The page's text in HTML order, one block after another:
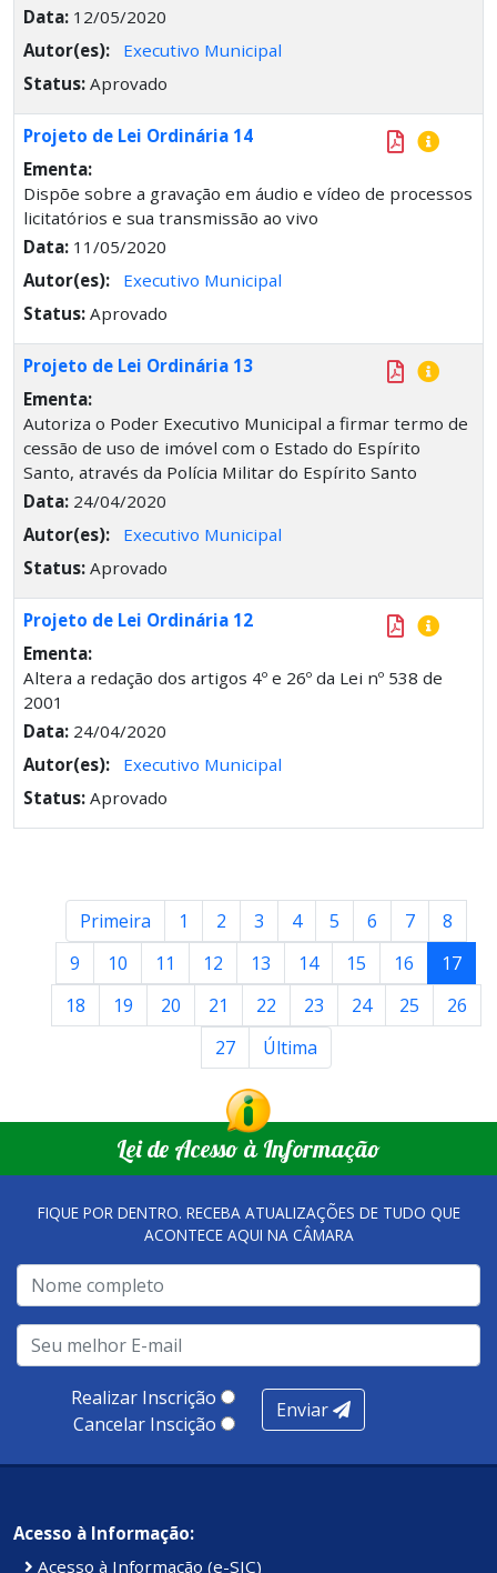
Data: 12/05/2020
Autor(es):
Executivo Municipal
Status: Aprovado
Projeto de Lei Ordinária 14
Ementa:
Dispõe sobre a gravação em áudio e vídeo de processos
licitatórios e sua transmissão ao vivo
Data: 11/05/2020
Autor(es):
Executivo Municipal
Status: Aprovado
Projeto de Lei Ordinária 13
Ementa:
Autoriza o Poder Executivo Municipal a firmar termo de
cessão de uso de imóvel com o Estado do Espírito
Santo, através da Polícia Militar do Espírito Santo
Data: 24/04/2020
Autor(es):
Executivo Municipal
Status: Aprovado
Projeto de Lei Ordinária 12
Ementa:
Altera a redação dos artigos 4º e 26º da Lei nº 538 de
2001
Data: 24/04/2020
Autor(es):
Executivo Municipal
Status: Aprovado
Primeira 1 2 3 4 5 6 7
8
9
10 11 12 13 14 15 16
17
18
19 20 21 22 23 24 25
26
27
Última
Lei de Acesso à Informação
FIQUE POR DENTRO. RECEBA ATUALIZAÇÕES DE TUDO QUE
ACONTECE AQUI NA CÂMARA
Realizar Inscrição
Cancelar Inscição
Enviar
Acesso à Informação:
Acesso à Informação (e-SIC)